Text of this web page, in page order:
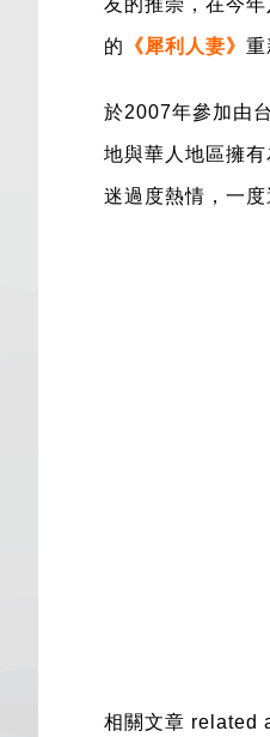
友的推崇，在今
的 《犀利人妻》 重
於2007年參加由
地與華人地區擁
迷過度熱情，一
相關文章 related